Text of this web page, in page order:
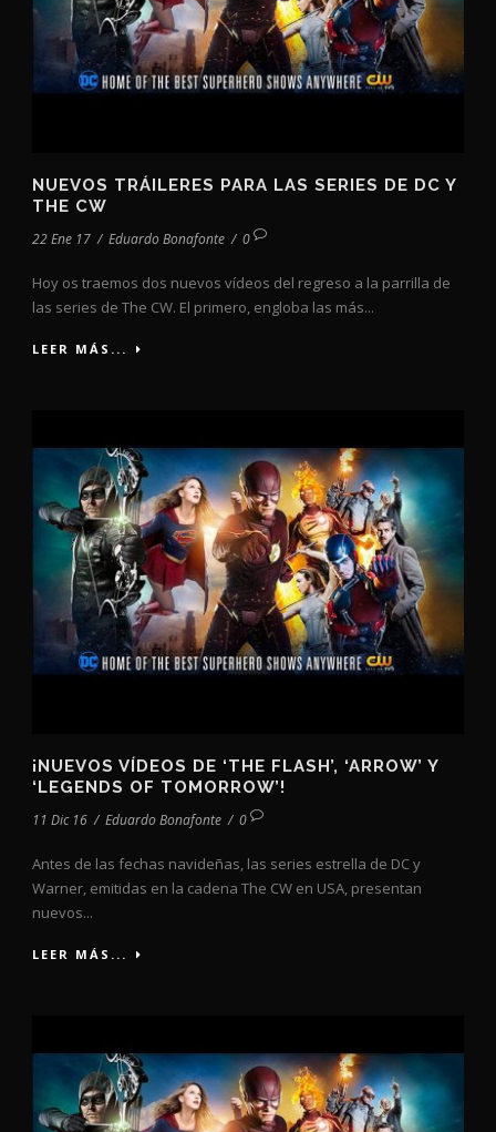
NUEVOS TRÁILERES PARA LAS SERIES DE DC Y
THE CW
22 Ene 17 / Eduardo Bonafonte / 0
Hoy os traemos dos nuevos vídeos del regreso a la parrilla de
las series de The CW. El primero, engloba las más...
LEER MÁS...
¡NUEVOS VÍDEOS DE ‘THE FLASH’, ‘ARROW’ Y
‘LEGENDS OF TOMORROW’!
11 Dic 16 / Eduardo Bonafonte / 0
Antes de las fechas navideñas, las series estrella de DC y
Warner, emitidas en la cadena The CW en USA, presentan
nuevos...
LEER MÁS...